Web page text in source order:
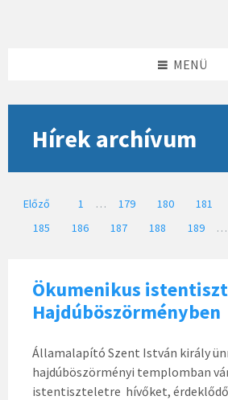
MENÜ
Hírek archívum
Bejegyzések
lapozása
Előző 1 … 179 180 181
185
186 187 188 189 …
Ökumenikus
Hajdúböszörményben
Államalapító Szent István király
hajdúböszörményi templomban
istentiszteletre hívőket,